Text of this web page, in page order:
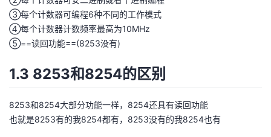
坛
圈
子
的
直
播
我
的
活
动
我
的
关
我
的
我
③每个计数器可编程6种不同的工作模式
④每个计数器计数频率最高为10MHz
⑤==读回功能==(8253没有)
1.3 8253和8254的区别
8253和8254大部分功能一样，8254还具有读回功能
也就是8253有的我8254都有，8253没有的我8254也有